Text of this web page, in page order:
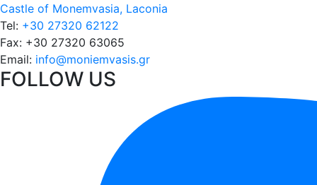
Castle of Monemvasia, Laconia
Tel: +30 27320 62122
Fax: +30 27320 63065
Email: info@moniemvasis.gr
FOLLOW US